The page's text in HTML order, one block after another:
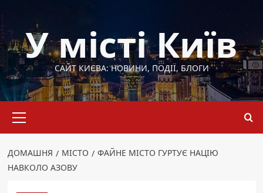
до
вмістуУ місті Київ
САЙТ КИЄВА: НОВИНИ, ПОДІЇ, БЛОГИ
меню
ДОМАШНЯ МІСТО
ФАЙНЕ МІСТО ГУРТУЄ НАЦІЮ
НАВКОЛО АЗОВУ